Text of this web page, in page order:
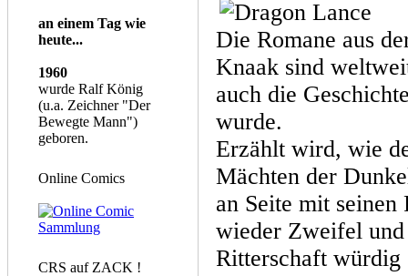
an einem Tag wie
heute...
1960
wurde Ralf König
(u.a. Zeichner "Der
Bewegte Mann")
geboren.
Online Comics
CRS auf ZACK !
Die Romane aus
Knaak sind
auch die
wurde.
Erzählt wird, wie
Mächten der
an Seite mit seinen
wieder Zweifel und
Ritterschaft würdig